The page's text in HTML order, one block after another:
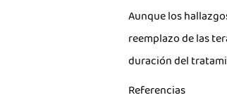
Aunque los
reemplazo de las
duración del
Referencias